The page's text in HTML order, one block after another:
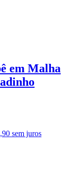
em Malha
sem juros